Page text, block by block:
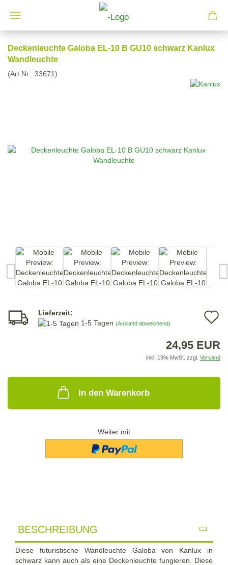
Deckenleuchte Galoba EL-10 B GU10 schwarz Kanlux
Wandleuchte
(Art.Nr.: 33671)
Lieferzeit:
1-5 Tagen (Ausland abweichend)
24,95 EUR
inkl. 19% MwSt. zzgl. Versand
In den Warenkorb
Weiter mit
BESCHREIBUNG
Diese futuristische Wandleuchte Galoba von Kanlux in
schwarz kann auch als eine Deckenleuchte fungieren. Diese